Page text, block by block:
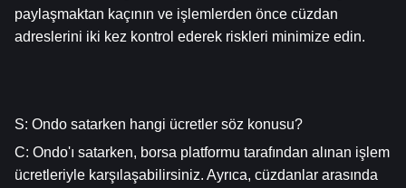
paylaşmaktan kaçının ve işlemlerden önce cüzdan
adreslerini iki kez kontrol ederek riskleri minimize edin.
S: Ondo satarken hangi ücretler söz konusu?
C: Ondo'ı satarken, borsa platformu tarafından alınan işlem
ücretleriyle karşılaşabilirsiniz. Ayrıca, cüzdanlar arasında